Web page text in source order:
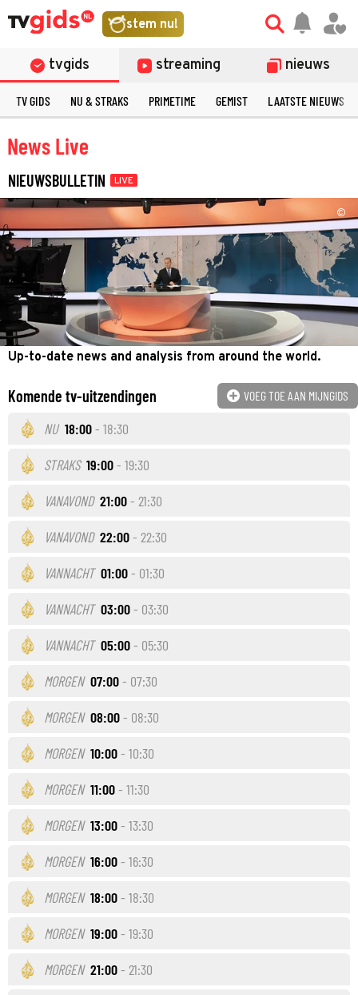
stem nu!
tvgids streaming nieuws
TV GIDS NU & STRAKS PRIMETIME GEMIST LAATSTE NIEUWS
News Live
NIEUWSBULLETIN LIVE
©
Up-to-date news and analysis from around the world.
Komende tv-uitzendingen VOEG TOE AAN MIJNGIDS
NU 18:00- 18:30
STRAKS 19:00- 19:30
VANAVOND 21:00- 21:30
VANAVOND 22:00- 22:30
VANNACHT 01:00- 01:30
VANNACHT 03:00- 03:30
VANNACHT 05:00- 05:30
MORGEN 07:00- 07:30
MORGEN 08:00- 08:30
MORGEN 10:00- 10:30
MORGEN 11:00- 11:30
MORGEN 13:00- 13:30
MORGEN 16:00- 16:30
MORGEN 18:00- 18:30
MORGEN 19:00- 19:30
MORGEN 21:00- 21:30